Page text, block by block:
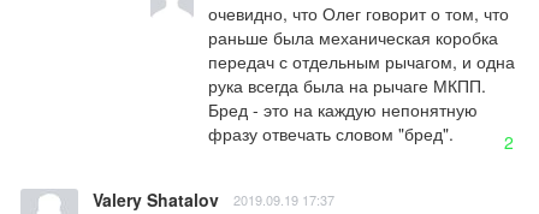
очевидно, что Олег говорит о том, что
раньше была механическая коробка
передач с отдельным рычагом, и одна
рука всегда была на рычаге МКПП.
Бред - это на каждую непонятную
фразу отвечать словом "бред".
2
Valery Shatalov 2019.09.19 17:37